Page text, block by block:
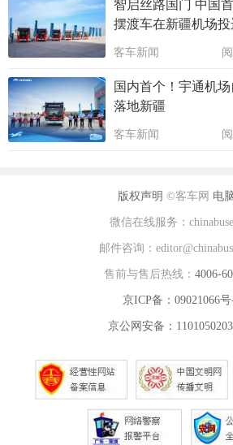
智启丝路国门 中国
摆渡车在新疆机场投
客车新闻
国内首个！宇通机
落地新疆
客车新闻
版权声明 ©客车网 电
微信在线服务：
邮件咨询：
售前与售后热线： 4006-
京ICP备：09021066号
京公网安备：